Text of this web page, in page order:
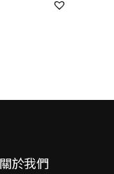
於我們